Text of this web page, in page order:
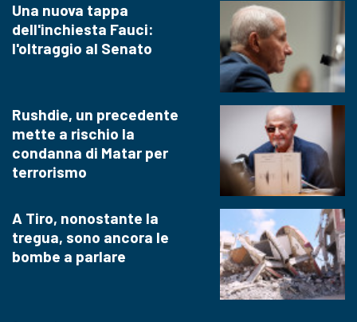
Una nuova tappa
dell'inchiesta Fauci:
l'oltraggio al Senato
Rushdie, un precedente
mette a rischio la
condanna di Matar per
terrorismo
A Tiro, nonostante la
tregua, sono ancora le
bombe a parlare